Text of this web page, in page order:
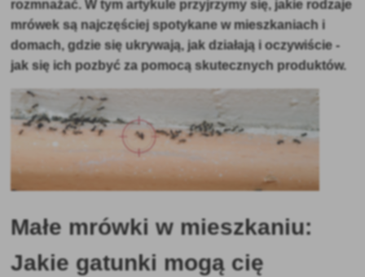
rozmnażać. W tym artykule przyjrzymy się, jakie rodzaje
mrówek są najczęściej spotykane w mieszkaniach i
domach, gdzie się ukrywają, jak działają i oczywiście -
jak się ich pozbyć za pomocą skutecznych produktów.
Małe mrówki w mieszkaniu:
Jakie gatunki mogą cię